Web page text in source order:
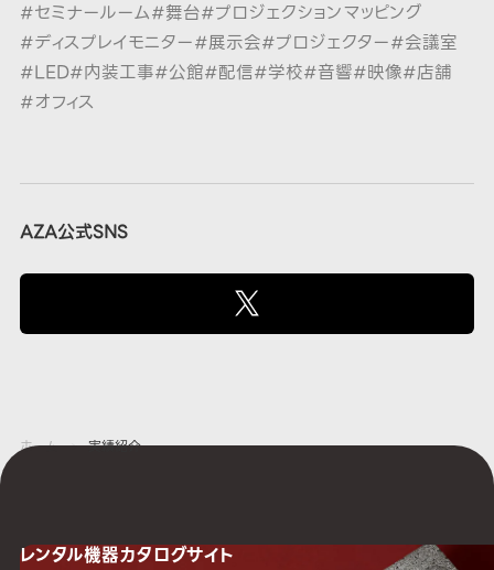
ホーム 実績紹介
#セミナールーム#舞台#プロジェクションマッピング
#ディスプレイモニター#展示会#プロジェクター#会議室
#LED#内装工事#公館#配信#学校#音響#映像#店舗
#オフィス
AZA公式SNS
レンタル機器カタログサイト